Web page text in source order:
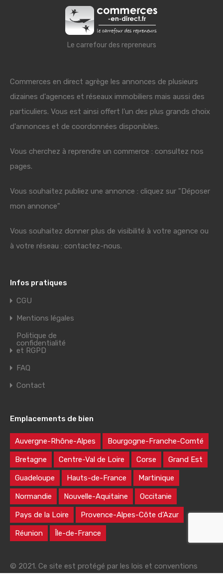
Le carrefour des repreneurs
Commerces en direct agrège les annonces de plusieurs
dizaines d'agences et réseaux immobiliers mais aussi des
particuliers. Vous est ainsi offert l'un des plus grands choix
d'annonces et de coordonnées disponibles.
Vous cherchez à reprendre un commerce : consultez nos
pages.
Vous souhaitez publiez une annonce : cliquez sur "Déposer
mon annonce"
Vous souhaitez donner plus de visibilité à votre agence ou
à votre réseau : contactez-nous.
Infos pratiques
CGU
Mentions légales
Politique de
confidentialité
et RGPD
FAQ
Contact
Emplacements de bien
Auvergne-Rhône-Alpes Bourgogne-Franche-Comté
Bretagne Centre-Val de Loire Corse Grand Est
Guadeloupe Hauts-de-France Martinique
Normandie Nouvelle-Aquitaine Occitanie
Pays de la Loire Provence-Alpes-Côte d’Azur
Réunion Île-de-France
© 2021. Ce site est protégé par les lois et conventions